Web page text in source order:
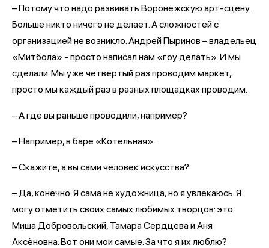
– Потому что надо развивать Воронежскую арт-сцену.
Больше никто ничего не делает. А сложностей с
организацией не возникло. Андрей Пыринов – владельец
«Митбола» - просто написал нам «гоу делать». И мы
сделали. Мы уже четвёртый раз проводим маркет,
просто мы каждый раз в разных площадках проводим.
– А где вы раньше проводили, например?
– Например, в баре «Котельная».
– Скажите, а вы сами человек искусства?
– Да, конечно. Я сама не художница, но я увлекаюсь. Я
могу отметить своих самых любимых творцов: это
Миша Добровольский, Тамара Сердцева и Аня
Аксёновна. Вот они мои самые. За что я их люблю?